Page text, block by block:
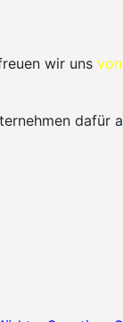
wir uns
dafür